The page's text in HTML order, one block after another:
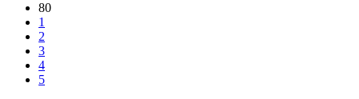
80
1
2
3
4
5